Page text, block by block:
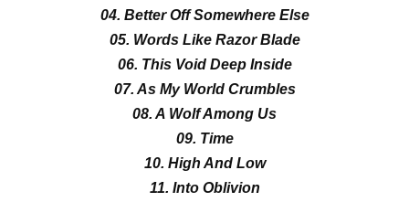
04. Better Off Somewhere Else
05. Words Like Razor Blade
06. This Void Deep Inside
07. As My World Crumbles
08. A Wolf Among Us
09. Time
10. High And Low
11. Into Oblivion